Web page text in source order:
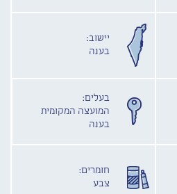
יישוב:
בענה
בעלים:
המועצה המקומית
בענה
חומרים:
צבע